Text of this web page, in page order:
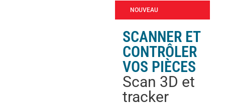
NOUVEAU
SCANNER ET
CONTRÔLER
VOS PIÈCES
Scan 3D et
tracker